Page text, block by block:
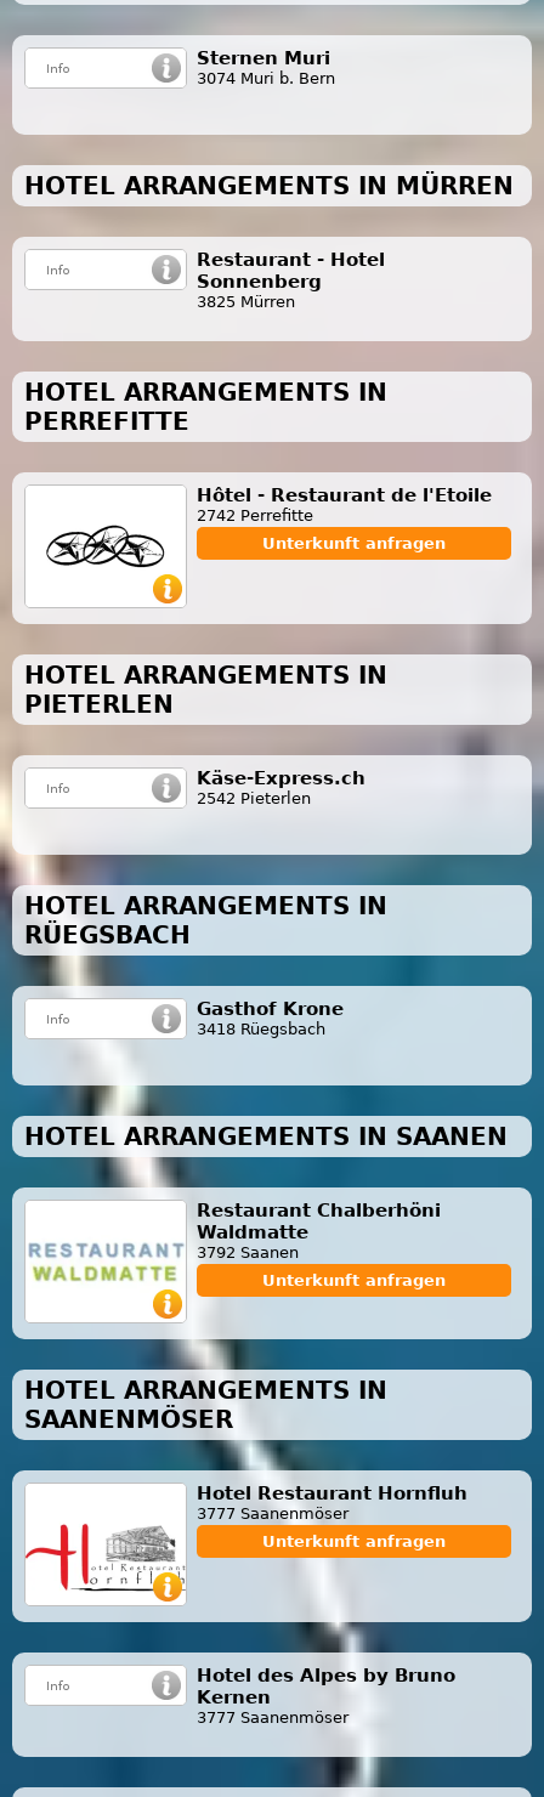
Sternen Muri
3074 Muri b. Bern
HOTEL ARRANGEMENTS IN MÜRREN
Restaurant - Hotel
Sonnenberg
3825 Mürren
HOTEL ARRANGEMENTS IN
PERREFITTE
Hôtel - Restaurant de l'Etoile
2742 Perrefitte
Unterkunft anfragen
HOTEL ARRANGEMENTS IN
PIETERLEN
Käse-Express.ch
2542 Pieterlen
HOTEL ARRANGEMENTS IN
RÜEGSBACH
Gasthof Krone
3418 Rüegsbach
HOTEL ARRANGEMENTS IN SAANEN
Restaurant Chalberhöni
Waldmatte
3792 Saanen
Unterkunft anfragen
HOTEL ARRANGEMENTS IN
SAANENMÖSER
Hotel Restaurant Hornfluh
3777 Saanenmöser
Unterkunft anfragen
Hotel des Alpes by Bruno
Kernen
3777 Saanenmöser